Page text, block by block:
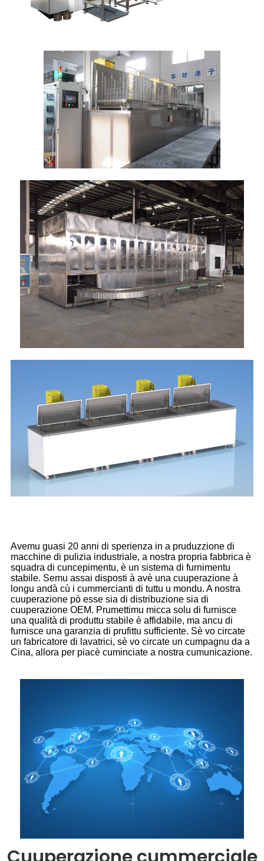
Avemu guasi 20 anni di sperienza in a pruduzzione di
macchine di pulizia industriale, a nostra propria fabbrica è
squadra di cuncepimentu, è un sistema di furnimentu
stabile. Semu assai disposti à avè una cuuperazione à
longu andà cù i cummercianti di tuttu u mondu. A nostra
cuuperazione pò esse sia di distribuzione sia di
cuuperazione OEM. Prumettimu micca solu di furnisce
una qualità di produttu stabile è affidabile, ma ancu di
furnisce una garanzia di prufittu sufficiente. Sè vo circate
un fabricatore di lavatrici, sè vo circate un cumpagnu da a
Cina, allora per piacè cuminciate a nostra cumunicazione.